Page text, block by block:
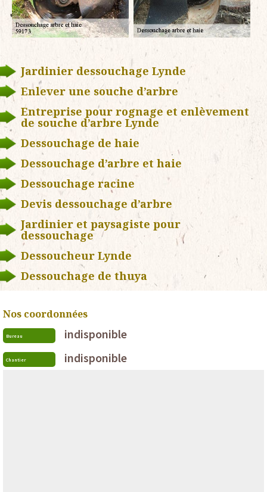
Jardinier dessouchage Lynde
Enlever une souche d’arbre
Entreprise pour rognage et enlèvement
de souche d’arbre Lynde
Dessouchage de haie
Dessouchage d’arbre et haie
Dessouchage racine
Devis dessouchage d’arbre
Jardinier et paysagiste pour
dessouchage
Dessoucheur Lynde
Dessouchage de thuya
Nos coordonnées
Bureau indisponible
Chantier indisponible